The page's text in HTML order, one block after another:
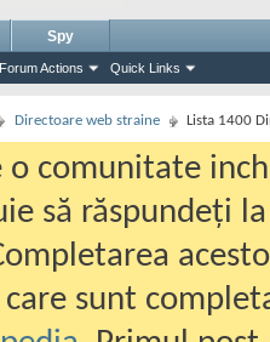
Forum Actions Quick Links
Spy
Directoare web straine Lista 1400
o comunitate
să răspundeți
sunt